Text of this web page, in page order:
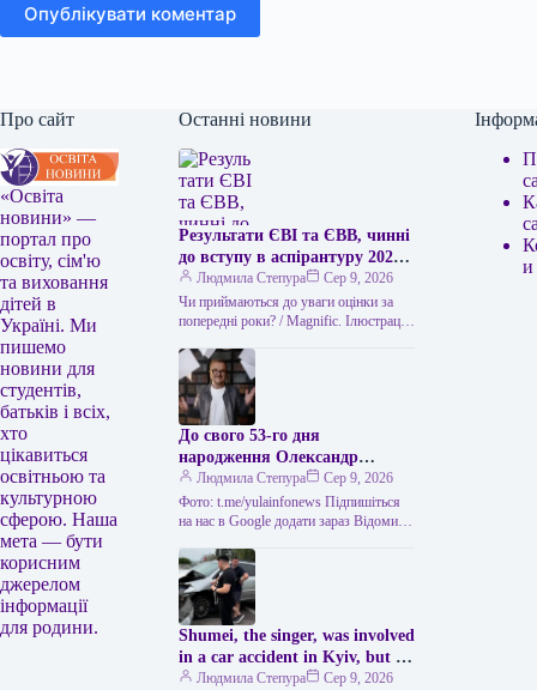
Опублікувати коментар
Про сайт
«Освіта
новини» —
портал про
освіту, сім'ю
та виховання
дітей в
Україні. Ми
пишемо
новини для
студентів,
батьків і всіх,
хто
цікавиться
освітньою та
культурною
сферою. Наша
мета — бути
корисним
джерелом
інформації
для родини.
Останні новини
Результати ЄВІ та ЄВВ, чинні
до вступу в аспірантуру 2026
рокуЛюдмила Степура
Сер 9, 2026
Чи приймаються до уваги оцінки за
попередні роки? / Magnific. Ілюстрація
до аспірантури – чи…
До свого 53-го дня
народження Олександр
Пономарьов повідомив, що
створив пригодницьку книгу.
Людмила Степура
Сер 9, 2026
Фото: t.me/yulainfonews Підпишіться
на нас в Google додати зараз Відомий
Пономарьов створив пригодницьку
книгу. Про це він…
Shumei, the singer, was involved
in a car accident in Kyiv, but he
was unharmed.
Людмила Степура Сер 9, 2026
и